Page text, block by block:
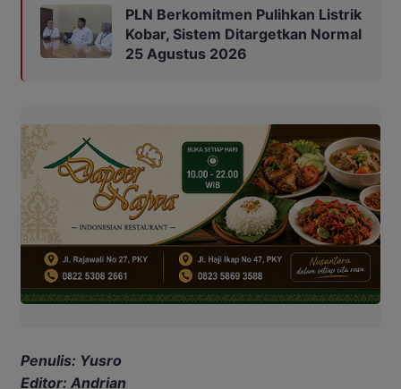
PLN Berkomitmen Pulihkan Listrik
Kobar, Sistem Ditargetkan Normal
25 Agustus 2026
Penulis: Yusro
Editor: Andrian